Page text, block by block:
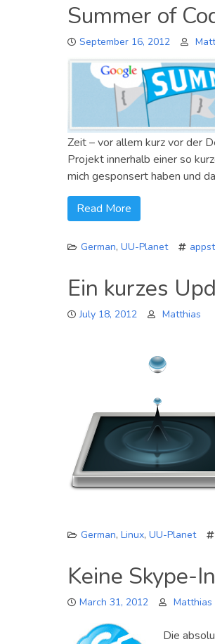
Summer of
September 16, 2012
Zeit – vor allem kurz vor der
Projekt innerhalb einer so
mich gesponsert haben und
Read More
German, UU-Planet
Ein kurzes
July 18, 2012 Matthias
German, Linux, UU-Planet
Keine Skype-
March 31, 2012 Matthias
Die